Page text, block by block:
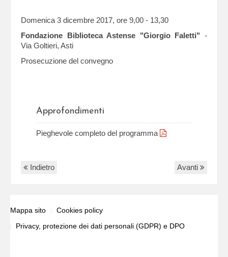
Domenica 3 dicembre 2017, ore 9,00 - 13,30
Fondazione Biblioteca Astense "Giorgio Faletti" -
Via Goltieri, Asti
Prosecuzione del convegno
Approfondimenti
Pieghevole completo del programma
Indietro Avanti
Mappa sito
Cookies policy
Privacy, protezione dei dati personali (GDPR) e DPO